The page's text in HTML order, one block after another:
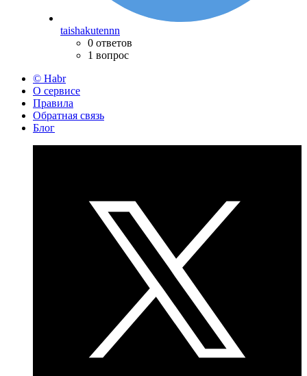
taishakutennn
0 ответов
1 вопрос
© Habr
О сервисе
Правила
Обратная связь
Блог